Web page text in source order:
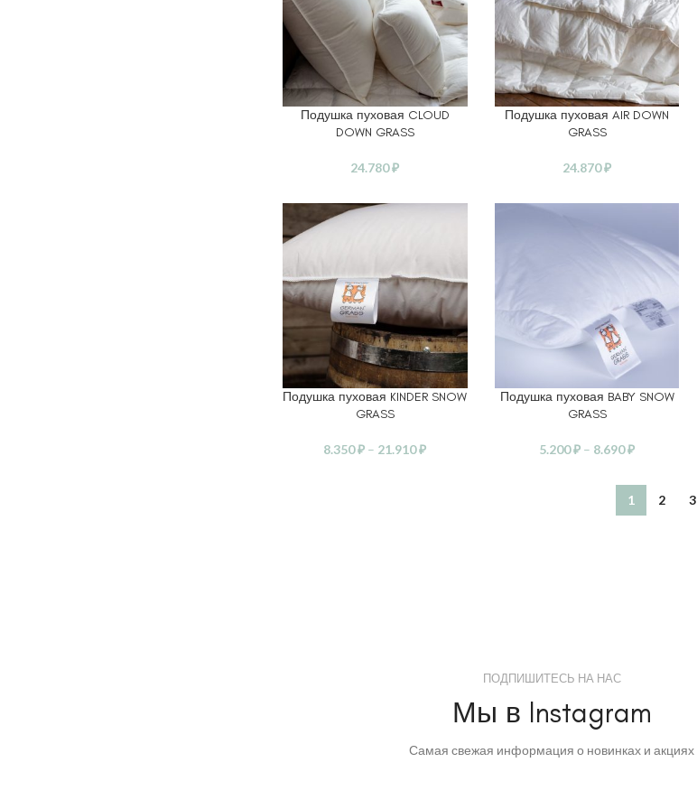
В КОРЗИНУ
Подушка пуховая CLOUD
DOWN GRASS
24.780₽
В КОРЗИНУ
Подушка пуховая AIR DOWN
GRASS
24.870₽
ВЫБЕРИТЕ ПАРАМЕТРЫ
Подушка пуховая KINDER SNOW
GRASS
8.350₽ – 21.910₽
ВЫБЕРИТЕ ПАРАМЕТРЫ
Подушка пуховая BABY SNOW
GRASS
5.200₽ – 8.690₽
1 2 3
ПОДПИШИТЕСЬ НА НАС
Мы в Instagram
Самая свежая информация о новинках и акциях